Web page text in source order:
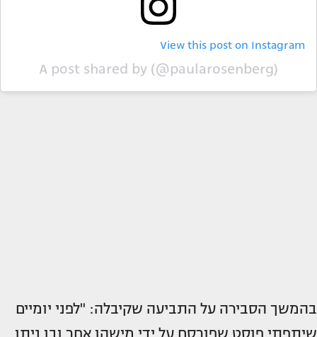
View this post on Instagram
A post shared by (@paularosenberg)
בהמשך הסבירה על התביעה שקיבלה: "לפני יומיים
שיתפתי פוסט שפורסם על ידי מישהו אחר ובו ניתן